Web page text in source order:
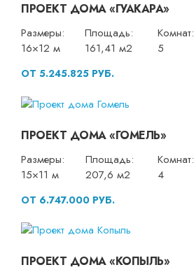
ПРОЕКТ ДОМА «ГУАКАРА»
Размеры:
16×12 м
Площадь:
161,41 м2
Комнат:
5
ОТ 5.245.825 РУБ.
ПРОЕКТ ДОМА «ГОМЕЛЬ»
Размеры:
15×11 м
Площадь:
207,6 м2
Комнат:
4
ОТ 6.747.000 РУБ.
ПРОЕКТ ДОМА «КОПЫЛЬ»